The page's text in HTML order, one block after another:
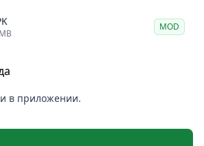
и заманивайте соперников в
враг думает, что нашел
удар.
развитие
своих подопечных.
MOD
в приложении.